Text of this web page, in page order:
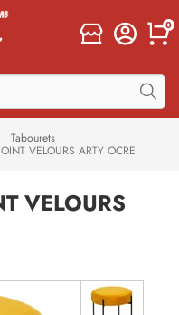
0
Tabourets
VELOURS ARTY OCRE
VELOURS